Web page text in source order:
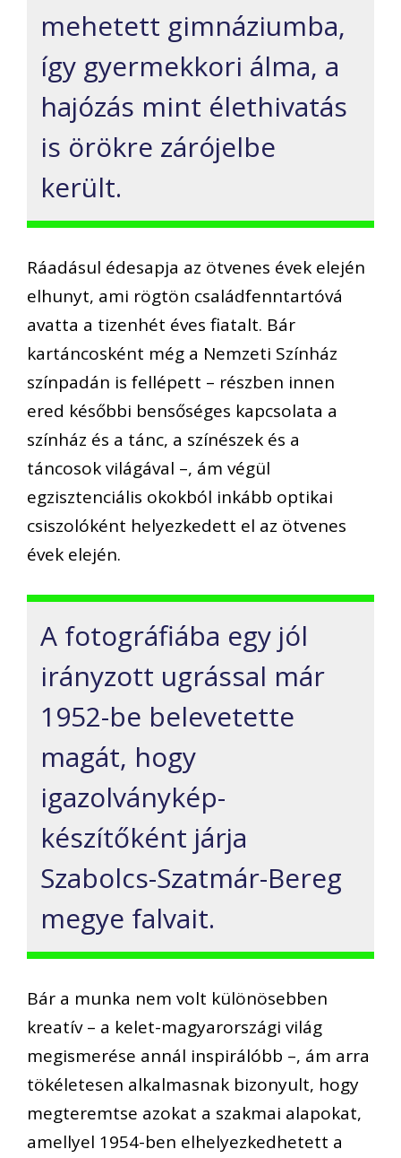
mehetett gimnáziumba,
így gyermekkori álma, a
hajózás mint élethivatás
is örökre zárójelbe
került.
Ráadásul édesapja az ötvenes évek elején
elhunyt, ami rögtön családfenntartóvá
avatta a tizenhét éves fiatalt. Bár
kartáncosként még a Nemzeti Színház
színpadán is fellépett – részben innen
ered későbbi bensőséges kapcsolata a
színház és a tánc, a színészek és a
táncosok világával –, ám végül
egzisztenciális okokból inkább optikai
csiszolóként helyezkedett el az ötvenes
évek elején.
A fotográfiába egy jól
irányzott ugrással már
1952-be belevetette
magát, hogy
igazolványkép-
készítőként járja
Szabolcs-Szatmár-Bereg
megye falvait.
Bár a munka nem volt különösebben
kreatív – a kelet-magyarországi világ
megismerése annál inspirálóbb –, ám arra
tökéletesen alkalmasnak bizonyult, hogy
megteremtse azokat a szakmai alapokat,
amellyel 1954-ben elhelyezkedhetett a